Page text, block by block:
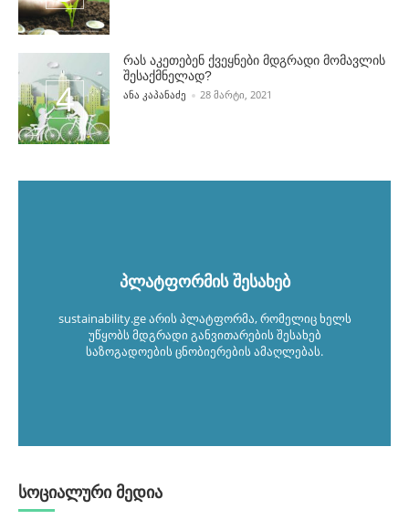
რას აკეთებენ ქვეყნები მდგრადი მომავლის
შესაქმნელად?
POSTED BY
ᲐᲜᲐ ᲙᲐᲞᲐᲜᲐᲫᲔ 28 ᲛᲐᲠᲢᲘ, 2021
პლატფორმის შესახებ
sustainability.ge არის პლატფორმა, რომელიც ხელს
უწყობს მდგრადი განვითარების შესახებ
საზოგადოების ცნობიერების ამაღლებას.
სოციალური მედია